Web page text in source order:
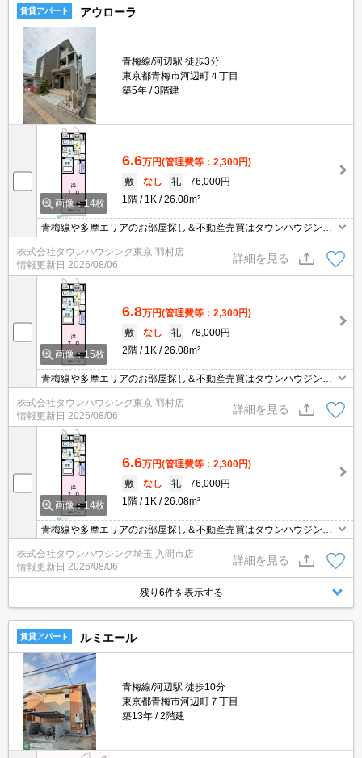
賃貸アパート アウローラ
青梅線/河辺駅 徒歩3分
東京都青梅市河辺町４丁目
築5年
3階建
画像：14枚
6.6万円(管理費等：2,300円)
敷
なし 礼
76,000円
1階
1K 26.08m²
青梅線や多摩エリアのお部屋探し＆不動産売買はタウンハウジング
羽村店にお任せを！ご来店時無料駐車場ご用意あります！
株式会社タウンハウジング東京 羽村店
情報更新日 2026/08/06
詳細を見る
画像：15枚
6.8万円(管理費等：2,300円)
敷
なし 礼
78,000円
2階
1K 26.08m²
青梅線や多摩エリアのお部屋探し＆不動産売買はタウンハウジング
羽村店にお任せを！ご来店時無料駐車場ご用意あります！
株式会社タウンハウジング東京 羽村店
情報更新日 2026/08/06
詳細を見る
画像：14枚
6.6万円(管理費等：2,300円)
敷
なし 礼
76,000円
1階
1K 26.08m²
青梅線や多摩エリアのお部屋探し＆不動産売買はタウンハウジング
羽村店にお任せを！ご来店時無料駐車場ご用意あります！
株式会社タウンハウジング埼玉 入間市店
情報更新日 2026/08/06
詳細を見る
残り6件を表示する
賃貸アパート ルミエール
青梅線/河辺駅 徒歩10分
東京都青梅市河辺町７丁目
築13年
2階建